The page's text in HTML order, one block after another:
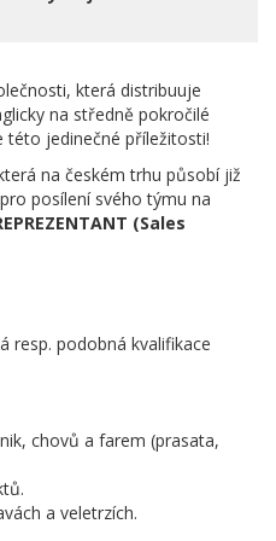
která distribuuje
na středně pokročilé
této jedinečné příležitosti!
na českém trhu působí již
posílení svého týmu na
(Sales
resp. podobná kvalifikace
chovů a farem (prasata,
a veletrzích.